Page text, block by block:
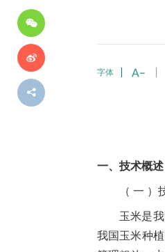
字体
一、技术概述
（ 一 ）
玉米是
我国玉米种